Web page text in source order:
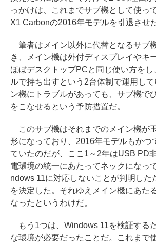
っかけは、これまでサブ機として使っ
X1 Carbonの2016年モデルを引退させ
筆者はメイン以外に代替となるサブ
き、メイン機は外付ディスプレイやキ
ほぼデスクトップPCと同じ使い方をし
ルで持ち出すという2台体制で運用し
ン機にトラブルがあっても、サブ機で
をこなせるという予防措置だ。
このサブ機はそれまでのメイン機が
形になっており、2016年モデルもかつ
ていたのだが、ここ1～2年はUSB PD
電環境の統一にあたってネックになっ
ndows 11に対応しないことが判明した
を決定した。それゆえメイン機にあた
なったというわけだ。
もう1つは、Windows 11を検証する
な環境が必要だったことだ。これまで